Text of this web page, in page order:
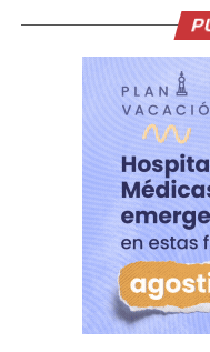
Cada paquete incluye
noches de hospedaje
terrestre por la
seguro contra
de VISA, una tarjeta
además el SISTEMA